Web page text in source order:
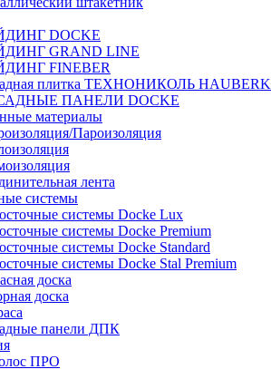
DOCKE
GRAND LINE
FINEBER
плитка ТЕХНОНИКОЛЬ HAUBERK
ПАНЕЛИ DOCKE
материалы
Пароизоляция
лента
системы
системы Docke Lux
системы Docke Premium
системы Docke Standard
системы Docke Stal Premium
доска
доска
панели ДПК
ПРО